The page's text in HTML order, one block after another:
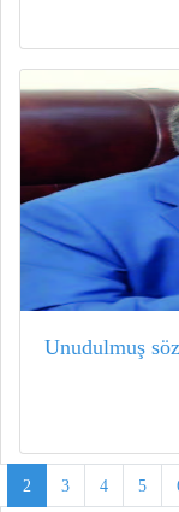
Unudulmuş
2 3 4 5